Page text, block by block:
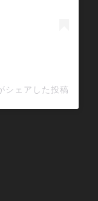
シェアした投稿